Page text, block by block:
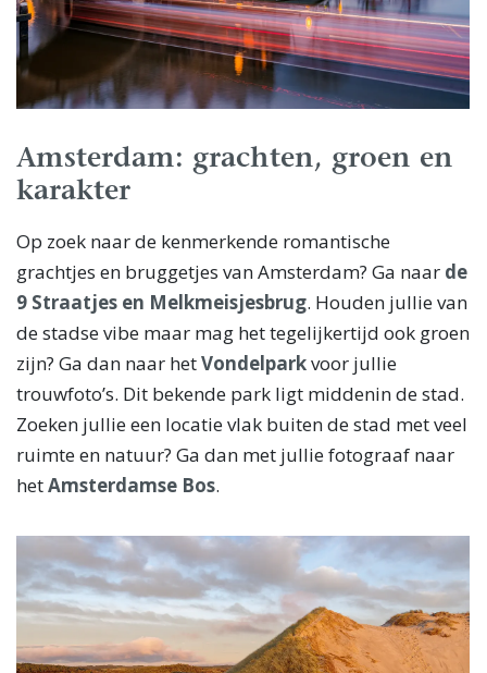
Amsterdam: grachten, groen en
karakter
Op zoek naar de kenmerkende romantische
grachtjes en bruggetjes van Amsterdam? Ga naar de
9 Straatjes en Melkmeisjesbrug. Houden jullie van
de stadse vibe maar mag het tegelijkertijd ook groen
zijn? Ga dan naar hetVondelparkvoor jullie
trouwfoto’s. Dit bekende park ligt middenin de stad.
Zoeken jullie een locatie vlak buiten de stad met veel
ruimte en natuur? Ga dan met jullie fotograaf naar
hetAmsterdamse Bos.